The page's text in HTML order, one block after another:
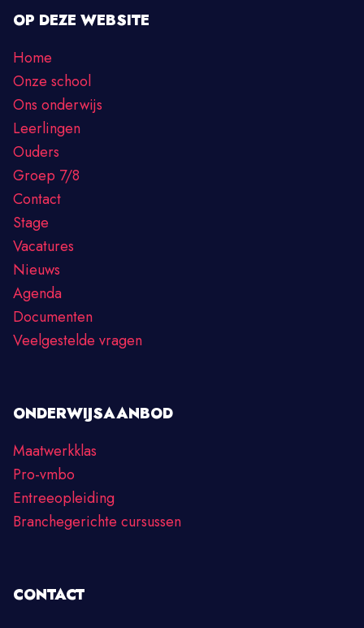
OP DEZE WEBSITE
Home
Onze school
Ons onderwijs
Leerlingen
Ouders
Groep 7/8
Contact
Stage
Vacatures
Nieuws
Agenda
Documenten
Veelgestelde vragen
ONDERWIJSAANBOD
Maatwerkklas
Pro-vmbo
Entreeopleiding
Branchegerichte cursussen
CONTACT